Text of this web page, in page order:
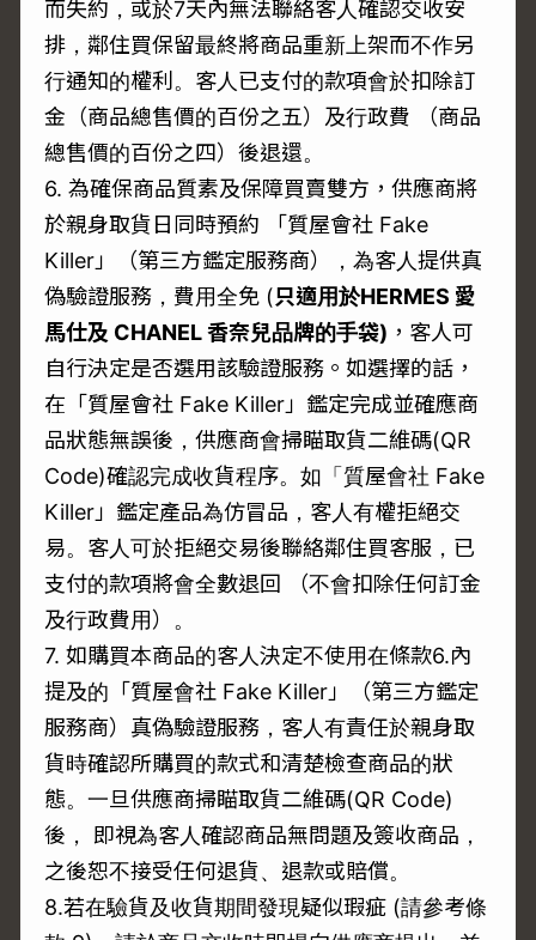
而失約，或於7天內無法聯絡客人確認交收安
排，鄰住買保留最終將商品重新上架而不作另
行通知的權利。客人已支付的款項會於扣除訂
金（商品總售價的百份之五）及行政費 （商品
總售價的百份之四）後退還。
6. 為確保商品質素及保障買賣雙方，供應商將
於親身取貨日同時預約 「質屋會社 Fake
Killer」（第三方鑑定服務商），為客人提供真
偽驗證服務，費用全免 (只適用於HERMES 愛
馬仕及 CHANEL香奈兒品牌的手袋) ，客人可
自行決定是否選用該驗證服務。如選擇的話，
在「質屋會社 Fake Killer」鑑定完成並確應商
品狀態無誤後，供應商會掃瞄取貨二維碼(QR
Code)確認完成收貨程序。如「質屋會社 Fake
Killer」鑑定產品為仿冒品，客人有權拒絕交
易。客人可於拒絕交易後聯絡鄰住買客服，已
支付的款項將會全數退回 （不會扣除任何訂金
及行政費用）。
7. 如購買本商品的客人決定不使用在條款6.內
提及的「質屋會社 Fake Killer」（第三方鑑定
服務商）真偽驗證服務，客人有責任於親身取
貨時確認所購買的款式和清楚檢查商品的狀
態。一旦供應商掃瞄取貨二維碼(QR Code)
後， 即視為客人確認商品無問題及簽收商品，
之後恕不接受任何退貨、退款或賠償。
8.若在驗貨及收貨期間發現疑似瑕疵 (請參考條